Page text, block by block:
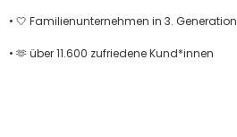
• 🤍 Familienunternehmen in 3. Generation
• 🫶 über 11.600 zufriedene Kund*innen